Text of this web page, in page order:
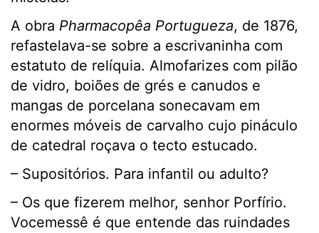
A obra Pharmacopêa Portugueza, de 1876,
refastelava-se sobre a escrivaninha com
estatuto de relíquia. Almofarizes com pilão
de vidro, boiões de grés e canudos e
mangas de porcelana sonecavam em
enormes móveis de carvalho cujo pináculo
de catedral roçava o tecto estucado.
– Supositórios. Para infantil ou adulto?
– Os que fizerem melhor, senhor Porfírio.
Vocemessê é que entende das ruindades